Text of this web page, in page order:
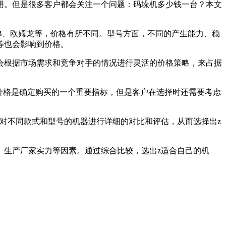
但是很多客户都会关注一个问题：码垛机多少钱一台？本文
欧姆龙等，价格有所不同。型号方面，不同的产生能力、稳
会影响到价格。
据市场需求和竞争对手的情况进行灵活的价格策略，来占据
是确定购买的一个重要指标，但是客户在选择时还需要考虑
不同款式和型号的机器进行详细的对比和评估，从而选择出z
产厂家实力等因素。通过综合比较，选出z适合自己的机